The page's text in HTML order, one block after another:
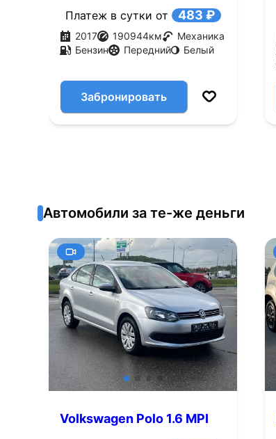
Платеж в сутки от 483 ₽
2017 190944км
Механика
Бензин
Передний Белый
Забронировать
Автомобили за те-же деньги
Volkswagen Polo 1.6 MPI